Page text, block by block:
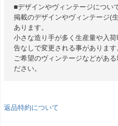
■デザインやヴィンテージについ
掲載のデザインやヴィンテージ(
あります。
小さな造り手が多く生産量や入
告なしで変更される事があります
ご希望のヴィンテージなどがあ
ださい。
返品特約について